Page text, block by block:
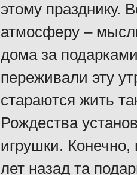
этому празднику.
атмосферу –
дома за
переживали эту
стараются жить
Рождества
игрушки.
лет назад та